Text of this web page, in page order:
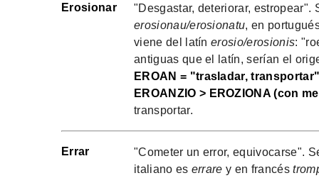
Erosionar
"Desgastar, deteriorar,
erosionau/erosionatu, en
viene del latínerosio/erosionis:
antiguas que el latín, serían el
EROAN = "trasladar,
EROANZIO > EROZIONA (con
transportar.
Errar
"Cometer un error, equivocarse".
italiano es errare y en francés